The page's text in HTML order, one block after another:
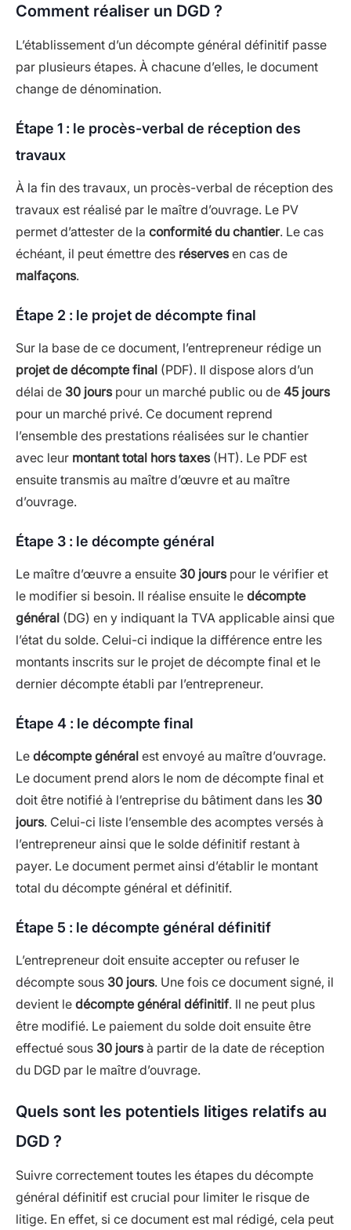
Comment réaliser un DGD ?
L’établissement d’un décompte général définitif passe
par plusieurs étapes. À chacune d’elles, le document
change de dénomination.
Étape 1 : le procès-verbal de réception des
travaux
À la fin des travaux, un procès-verbal de réception des
travaux est réalisé par le maître d’ouvrage. Le PV
permet d’attester de la conformité du chantier. Le cas
échéant, il peut émettre des réservesen cas de
malfaçons.
Étape 2 : le projet de décompte final
Sur la base de ce document, l’entrepreneur rédige un
projet de décompte final (PDF). Il dispose alors d’un
délai de 30 jourspour un marché public ou de 45 jours
pour un marché privé. Ce document reprend
l’ensemble des prestations réalisées sur le chantier
avec leur montant total hors taxes(HT). Le PDF est
ensuite transmis au maître d’œuvre et au maître
d’ouvrage.
Étape 3 : le décompte général
Le maître d’œuvre a ensuite 30 jourspour le vérifier et
le modifier si besoin. Il réalise ensuite le décompte
général (DG) en y indiquant la TVA applicable ainsi que
l’état du solde. Celui-ci indique la différence entre les
montants inscrits sur le projet de décompte final et le
dernier décompte établi par l’entrepreneur.
Étape 4 : le décompte final
Le décompte général est envoyé au maître d’ouvrage.
Le document prend alors le nom de décompte final et
doit être notifié à l’entreprise du bâtiment dans les 30
jours. Celui-ci liste l’ensemble des acomptes versés à
l’entrepreneur ainsi que le solde définitif restant à
payer. Le document permet ainsi d’établir le montant
total du décompte général et définitif.
Étape 5 : le décompte général définitif
L’entrepreneur doit ensuite accepter ou refuser le
décompte sous 30 jours. Une fois ce document signé, il
devient le décompte général définitif. Il ne peut plus
être modifié. Le paiement du solde doit ensuite être
effectué sous 30 joursà partir de la date de réception
du DGD par le maître d’ouvrage.
Quels sont les potentiels litiges relatifs au
DGD ?
Suivre correctement toutes les étapes du décompte
général définitif est crucial pour limiter le risque de
litige. En effet, si ce document est mal rédigé, cela peut